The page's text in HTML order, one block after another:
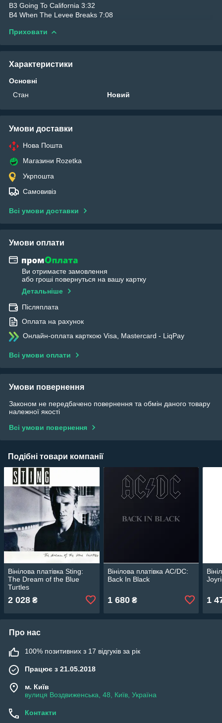
B3 Going To California 3:32
B4 When The Levee Breaks 7:08
Приховати
Характеристики
Основні
Стан
Новий
Умови доставки
Нова Пошта
Магазини Rozetka
Укрпошта
Самовивіз
Всі умови доставки
Умови оплати
Ви отримаєте замовлення
або гроші повернуться на вашу картку
Детальніше
Післяплата
Оплата на рахунок
Онлайн-оплата карткою Visa, Mastercard - LiqPay
Всі умови оплати
Умови повернення
Законом не передбачено повернення та обмін даного товару
належної якості
Всі умови повернення
Подібні товари компанії
Вінілова платівка Sting:
The Dream of the Blue
Turtles
2 028 ₴
Вінілова платівка AC/DC:
Back In Black
1 680₴ 1
Про нас
100% позитивних з 17 відгуків за рік
Працює з 21.05.2018
м. Київ
вулиця Воздвиженська, 48, Київ, Україна
Контакти